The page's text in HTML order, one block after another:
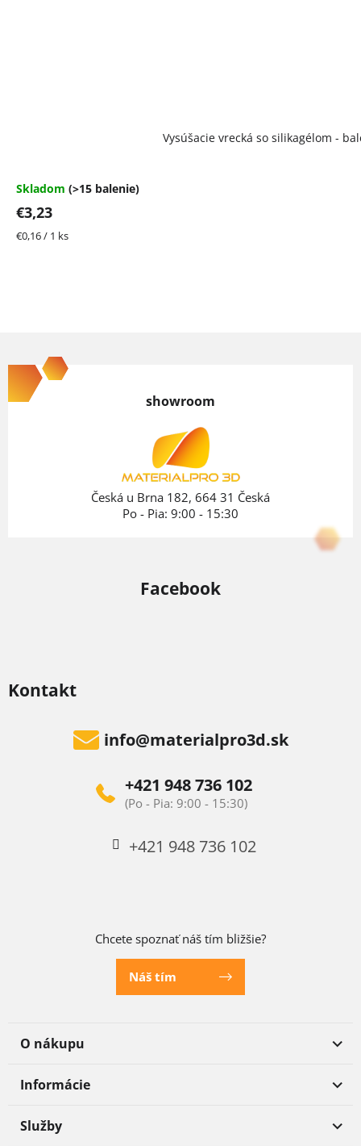
Vysúšacie vrecká so silikagélom -
Skladom (>15 balenie)
€3,23
Jednotková
€0,16 / 1 ks
á
p
Kontakt
info@materialpro3d.sk
+421 948 736 102
+421 948 736 102
Chcete spoznať náš tím bližšie?
Náš tím
O nákupu
Informácie
Služby
showroom
Česká u Brna 182, 664 31 Česká
Po - Pia: 9:00 - 15:30
Facebook